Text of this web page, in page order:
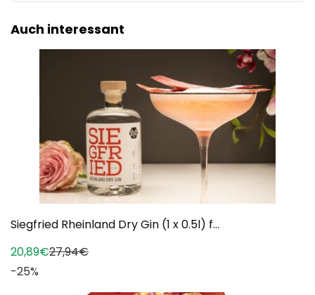
Auch interessant
Siegfried Rheinland Dry Gin (1 x 0.5l) f...
20,89€27,94€
-25%